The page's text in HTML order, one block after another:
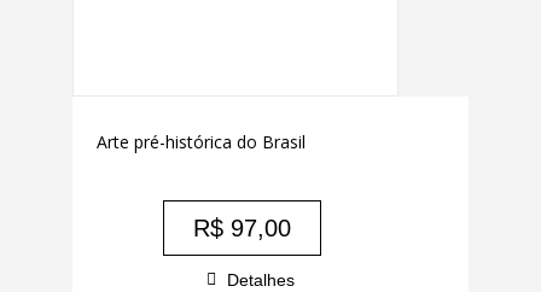
Arte pré-histórica do Brasil
R$97,00
Detalhes